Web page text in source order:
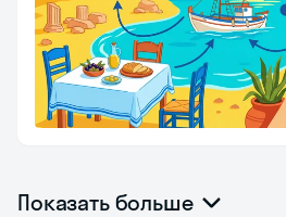
Показать больше